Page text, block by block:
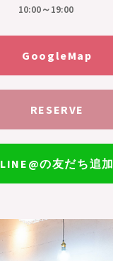
10:00～19:00
GoogleMap
RESERVE
LINE@の友だち追加